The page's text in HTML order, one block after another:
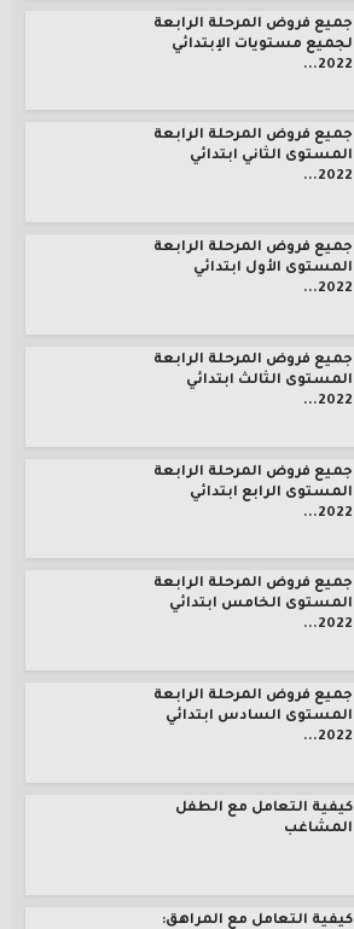
جميع فروض المرحلة الرابعة
لجميع مستويات الإبتدائي
2022...
جميع فروض المرحلة الرابعة
المستوى الثاني ابتدائي
2022...
جميع فروض المرحلة الرابعة
المستوى الأول ابتدائي
2022...
جميع فروض المرحلة الرابعة
المستوى الثالث ابتدائي
2022...
جميع فروض المرحلة الرابعة
المستوى الرابع ابتدائي
2022...
جميع فروض المرحلة الرابعة
المستوى الخامس ابتدائي
2022...
جميع فروض المرحلة الرابعة
المستوى السادس ابتدائي
2022...
كيفية التعامل مع الطفل
المشاغب
كيفية التعامل مع المراهق: